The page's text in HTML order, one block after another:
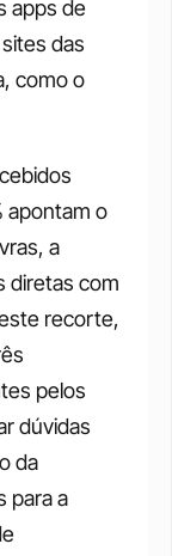
apps de
das
como o
apontam o
a
diretas com
recorte,
pelos
dúvidas
da
para a